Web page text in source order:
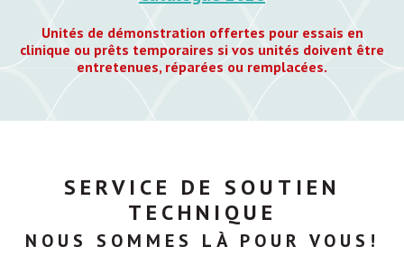
Unités de démonstration offertes pour essais en
clinique ou prêts temporaires si vos unités doivent être
entretenues, réparées ou remplacées.
SERVICE DE SOUTIEN
TECHNIQUE
NOUS SOMMES LÀ POUR VOUS!